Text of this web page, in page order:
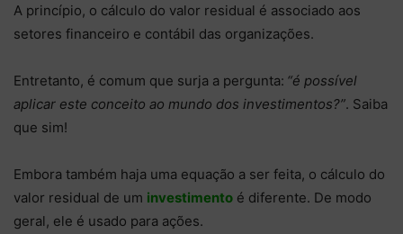
A princípio, o cálculo do valor residual é associado aos
setores financeiro e contábil das organizações.
Entretanto, é comum que surja a pergunta: “é possível
aplicar este conceito ao mundo dos investimentos?”. Saiba
que sim!
Embora também haja uma equação a ser feita, o cálculo do
valor residual de um investimento é diferente. De modo
geral, ele é usado para ações.